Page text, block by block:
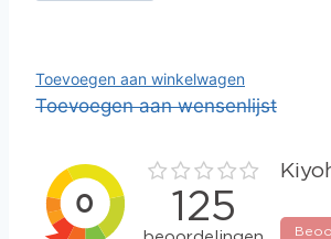
Toevoegen aan winkelwagen
Toevoegen aan wensenlijst